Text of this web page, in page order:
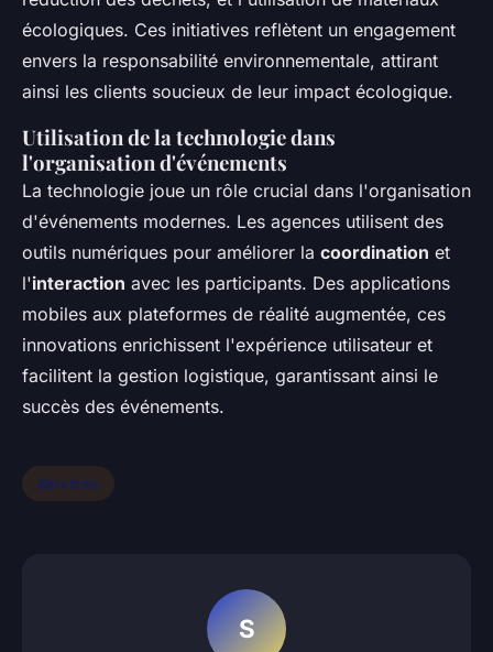
écologiques. Ces initiatives reflètent un engagement
envers la responsabilité environnementale, attirant
ainsi les clients soucieux de leur impact écologique.
Utilisation de la technologie dans
l'organisation d'événements
La technologie joue un rôle crucial dans l'organisation
d'événements modernes. Les agences utilisent des
outils numériques pour améliorer la coordination et
l'interaction avec les participants. Des applications
mobiles aux plateformes de réalité augmentée, ces
innovations enrichissent l'expérience utilisateur et
facilitent la gestion logistique, garantissant ainsi le
succès des événements.
Services
S